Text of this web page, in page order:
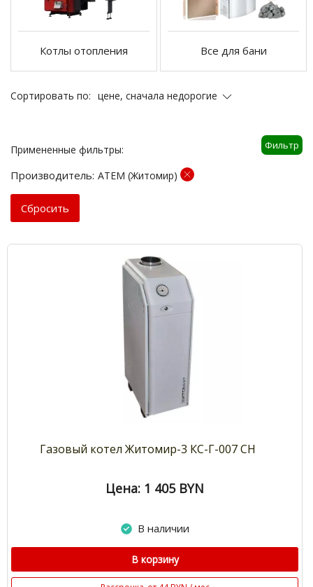
Котлы отопления Все для бани
Сортировать по: цене, сначала недорогие
Фильтр
Примененные фильтры:
Производитель: АТЕМ (Житомир)
Cбросить
Газовый котел Житомир-3 КС-Г-007 СН
Цена: 1 405 BYN
В наличии
В корзину